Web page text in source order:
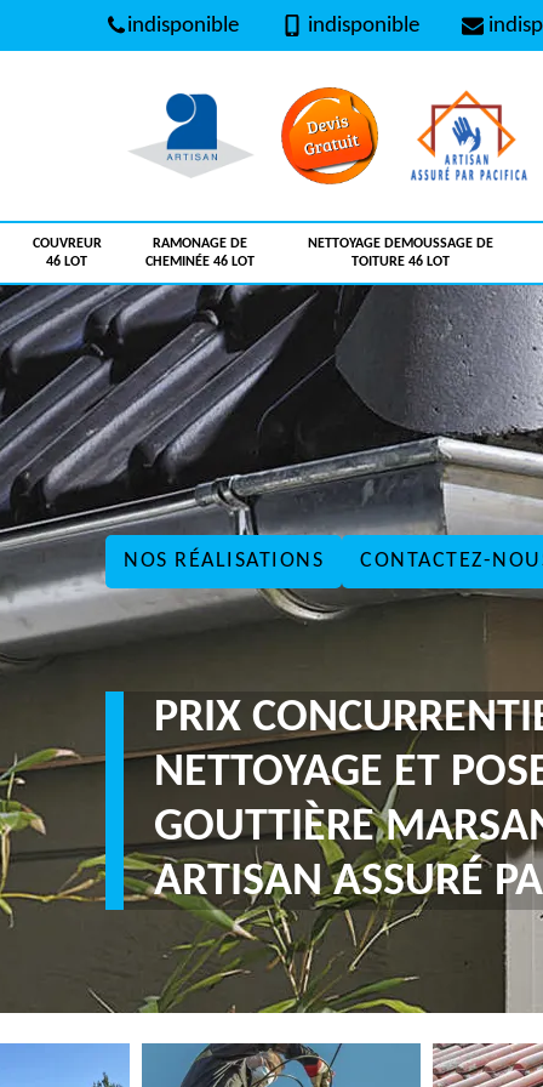
indisponible indisponible
COUVREUR
46 LOT
RAMONAGE DE
CHEMINÉE 46 LOT
NETTOYAGE DEMOUSSAGE DE
TOITURE 46 LOT
NOS RÉALISATIONS CONTACTEZ-
PRIX
NETTOYAGE ET
GOUTTIÈRE
ARTISAN ASSURÉ